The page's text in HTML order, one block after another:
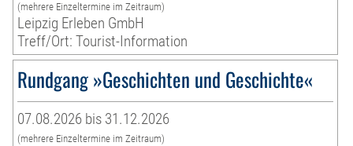
(mehrere Einzeltermine im Zeitraum)
Leipzig Erleben GmbH
Treff/Ort: Tourist-Information
Rundgang »Geschichten und Geschichte«
07.08.2026 bis 31.12.2026
(mehrere Einzeltermine im Zeitraum)